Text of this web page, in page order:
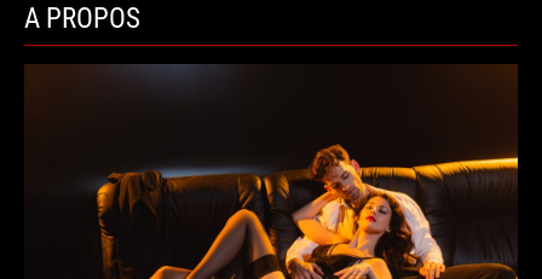
A PROPOS